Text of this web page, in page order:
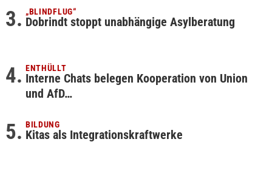
„BLINDFLUG“
Dobrindt stoppt unabhängige Asylberatung
ENTHÜLLT
Interne Chats belegen Kooperation von Union
und AfD…
BILDUNG
Kitas als Integrationskraftwerke